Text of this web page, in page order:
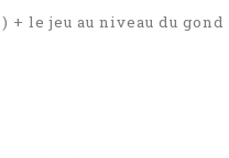
+ le jeu au niveau du